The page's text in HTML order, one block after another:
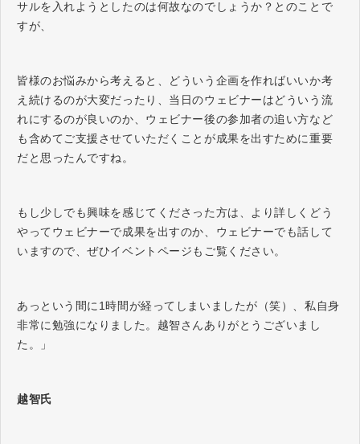
サルを入れようとしたのは何故なのでしょうか？とのことで
すが、
皆様のお悩みから考えると、どういう企画を作ればいいか考
え続けるのが大変だったり、当日のウェビナーはどういう流
れにするのが良いのか、ウェビナー後の参加者の追い方など
も含めてご支援させていただくことが成果を出すために重要
だと思ったんですね。
もし少しでも興味を感じてくださった方は、より詳しくどう
やってウェビナーで成果を出すのか、ウェビナーでも話して
いますので、ぜひイベントページもご覧ください。
あっという間に1時間が経ってしまいましたが（笑）、私自身
非常に勉強になりました。越智さんありがとうございまし
た。」
越智氏